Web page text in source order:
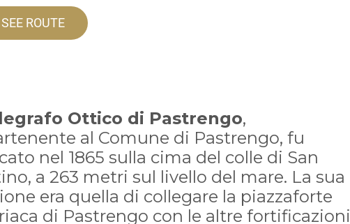
SEE ROUTE
Ottico di Pastrengo,
al Comune di Pastrengo, fu
nel 1865 sulla cima del colle di San
a 263 metri sul livello del mare. La sua
era quella di collegare la piazzaforte
di Pastrengo con le altre fortificazioni